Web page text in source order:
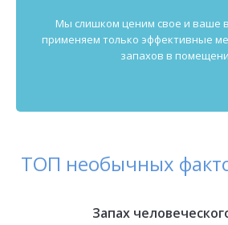
Мы слишком ценим свое и ваше
применяем только эффективные
запахов в
ТОП необычных
Запах